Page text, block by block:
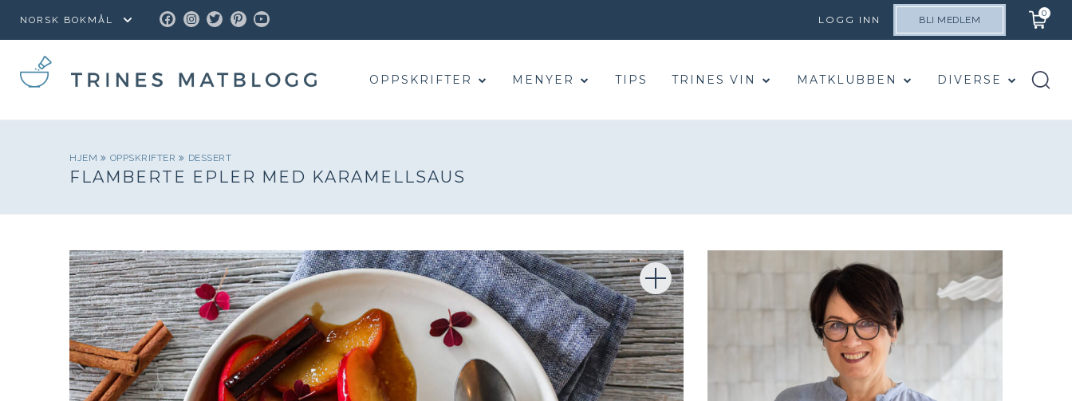
FACEBOOK
INSTAGRAM
TWITTER
PINTEREST
YOUTUBE LOGG INN BLI MEDLEM
0
OPPSKRIFTER MENYER TIPS TRINES VIN MATKLUBBEN DIVERSE
HJEM OPPSKRIFTER DESSERT
FLAMBERTE EPLER MED KARAMELLSAUS